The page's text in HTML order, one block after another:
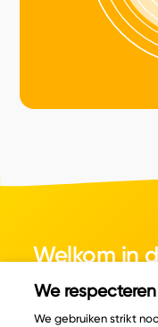
Welkom in
We
We gebruiken strikt